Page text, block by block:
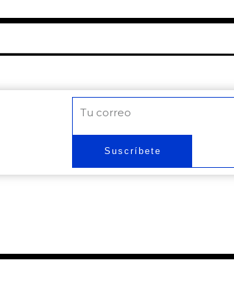
Suscríbete